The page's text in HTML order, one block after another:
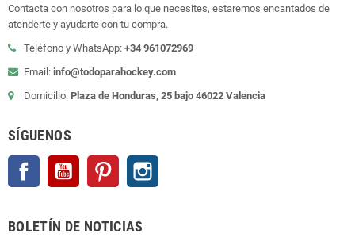
Contacta con nosotros para lo que necesites, estaremos encantados de
atenderte y ayudarte con tu compra.
Teléfono y WhatsApp: +34 961072969
Email: info@todoparahockey.com
Domicilio: Plaza de Honduras, 25 bajo 46022 Valencia
SÍGUENOS
Facebook YouTube Pinterest
BOLETÍN DE NOTICIAS